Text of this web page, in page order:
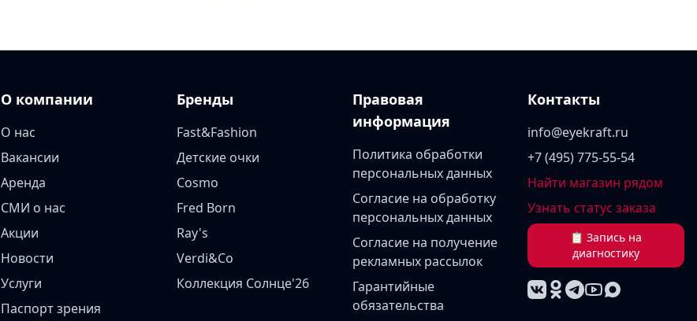
О компании
О нас
Вакансии
Аренда
СМИ о нас
Акции
Новости
Услуги
Паспорт зрения
Бренды
Fast&Fashion
Детские очки
Cosmo
Fred Born
Ray's
Verdi&Co
Коллекция Солнце'26
Правовая
информация
Политика обработки
персональных данных
Согласие на обработку
персональных данных
Согласие на получение
рекламных рассылок
Гарантийные
обязательства
Контакты
info@eyekraft.ru
+7 (495) 775-55-54
Найти магазин рядом
Узнать статус заказа
📋 Запись на
диагностику